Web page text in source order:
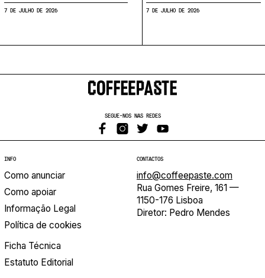
7 DE JULHO DE 2026 7 DE JULHO DE 2026
SEGUE-NOS NAS REDES
INFO
Como anunciar
Como apoiar
Informação Legal
Política de cookies
Ficha Técnica
Estatuto Editorial
CONTACTOS
info@coffeepaste.com
Rua Gomes Freire, 161 —
1150-176 Lisboa
Diretor: Pedro Mendes